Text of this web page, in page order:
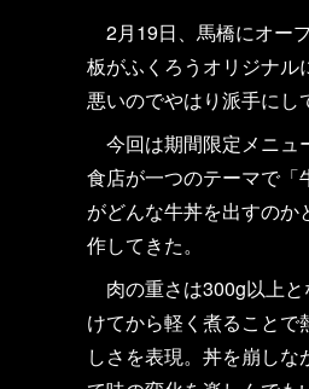
2月19日、馬橋にオー
板がふくろうオリジナル
悪いのでやはり派手にし
今回は期間限定メニュ
食店が一つのテーマで「
がどんな牛丼を出すの
作してきた。
肉の重さは300g以上と
けてから軽く煮ること
しさを表現。丼を崩し